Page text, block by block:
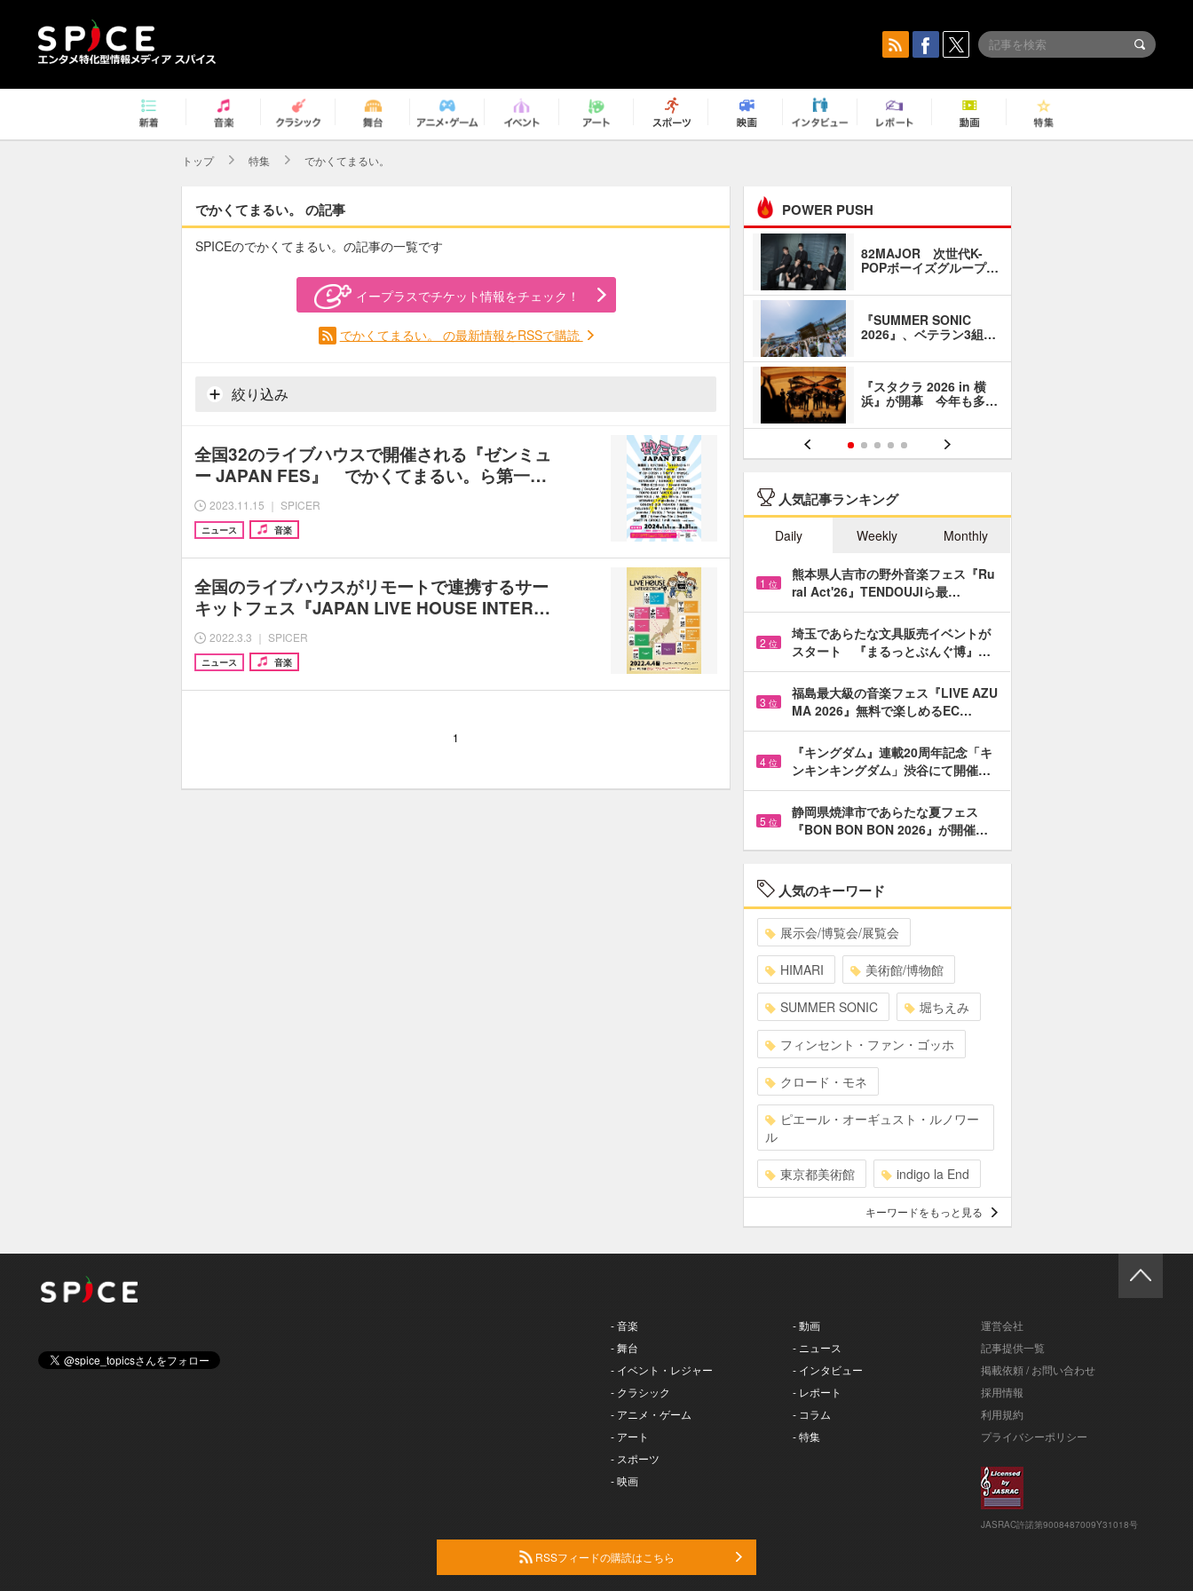
トップ 特集 でかくてまるい。
でかくてまるい。 の記事
SPICEのでかくてまるい。の記事の一覧です
イープラスでチケット情報をチェック！
でかくてまるい。 の最新情報をRSSで購読
絞り込み
全国32のライブハウスで開催される『ゼンミュ
ー JAPAN FES』 でかくてまるい。ら第一…
2023.11.15 ｜ SPICER
ニュース 音楽
全国のライブハウスがリモートで連携するサー
キットフェス『JAPAN LIVE HOUSE INTER…
2022.3.3 ｜ SPICER
ニュース 音楽
1
POWER PUSH
82MAJOR 次世代K-
POPボーイズグループ…
『SUMMER SONIC
2026』、ベテラン3組…
『スタクラ 2026 in 横
浜』が開幕 今年も多…
人気記事ランキング
Daily Weekly Monthly
1 位
熊本県人吉市の野外音楽フェス『Ru
ral Act'26』TENDOUJIら最…
2 位
埼玉であらたな文具販売イベントが
スタート 『まるっとぶんぐ博』…
3 位
福島最大級の音楽フェス『LIVE AZU
MA 2026』無料で楽しめるEC…
4 位
『キングダム』連載20周年記念「キ
ンキンキングダム」渋谷にて開催…
5 位
静岡県焼津市であらたな夏フェス
『BON BON BON 2026』が開催…
人気のキーワード
展示会/博覧会/展覧会
HIMARI 美術館/博物館
SUMMER SONIC 堀ちえみ
フィンセント・ファン・ゴッホ
クロード・モネ
ピエール・オーギュスト・ルノワー
ル
東京都美術館 indigo la End
キーワードをもっと見る
- 音楽
- 舞台
- イベント・レジャー
- クラシック
- アニメ・ゲーム
- アート
- スポーツ
- 映画
- 動画
- ニュース
- インタビュー
- レポート
- コラム
- 特集
運営会社
記事提供一覧
掲載依頼 / お問い合わせ
採用情報
利用規約
プライバシーポリシー
JASRAC許諾第9008487009Y31018号
RSSフィードの購読はこちら